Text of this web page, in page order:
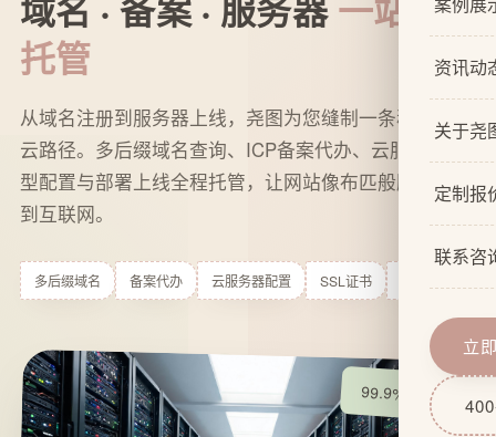
基础
自适
网站
网站
资讯动
关于尧
关于
设计
技术
定制报
联系咨
立
域名 · 备案 · 服务器一站式
托管
从域名注册到服务器上线，尧图为您缝制一条稳妥的上
云路径。多后缀域名查询、ICP备案代办、云服务器选
型配置与部署上线全程托管，让网站像布匹般顺滑铺展
到互联网。
多后缀域名 备案代办 云服务器配置 SSL证书
99.9% 可用率